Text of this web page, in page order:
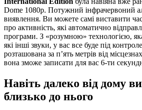
Dome 1080p. Потужний інфрачервоний
виявлення. Ви можете самі виставити
про активність, які автоматично
програми. З «розумною» технологією,
які інші звуки, у вас все буде під
розташована за п’ять метрів від
вона зможе записати для вас 6-ти
Навіть далеко від дому ви
близько до нього